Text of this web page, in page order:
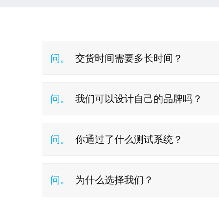
问。 交货时间需要多长时间？
问。 我们可以设计自己的品牌吗？
问。 你通过了什么测试系统？
问。 为什么选择我们？